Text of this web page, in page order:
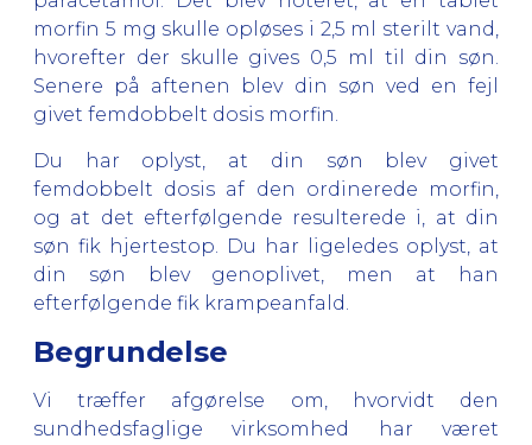
morfin 5 mg skulle opløses i 2,5 ml sterilt vand,
hvorefter der skulle gives 0,5 ml til din søn.
Senere på aftenen blev din søn ved en fejl
givet femdobbelt dosis morfin.
Du har oplyst, at din søn blev givet
femdobbelt dosis af den ordinerede morfin,
og at det efterfølgende resulterede i, at din
søn fik hjertestop. Du har ligeledes oplyst, at
din søn blev genoplivet, men at han
efterfølgende fik krampeanfald.
Begrundelse
Vi træffer afgørelse om, hvorvidt den
sundhedsfaglige virksomhed har været